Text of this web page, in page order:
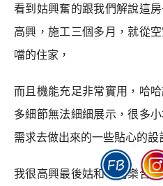
看到姑興奮的跟我們解說這
高興， 施工三個多月，就從
噹的住家，
而且機能充足非常實用，哈
多細節無法細細展示，很多
需求去做出來的一些貼心的設
我很高興最後姑和千司樂合